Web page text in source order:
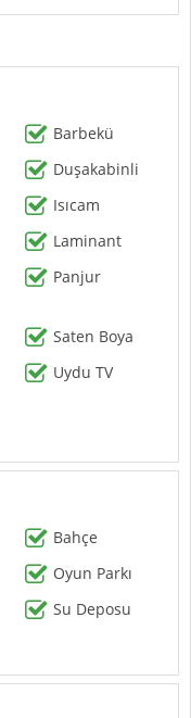
Barbekü
Duşakabinli
Isıcam
Laminant
Panjur
Saten Boya
Uydu TV
Bahçe
Oyun Parkı
Su Deposu